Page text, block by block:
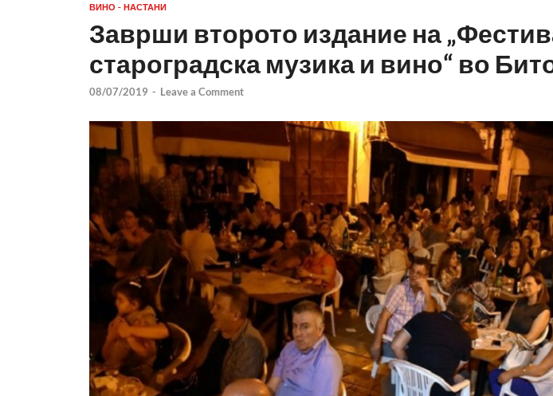
ВИНО - НАСТАНИ
Заврши второто издание на
староградска музика и вино“ во
08/07/2019 - Leave a Comment